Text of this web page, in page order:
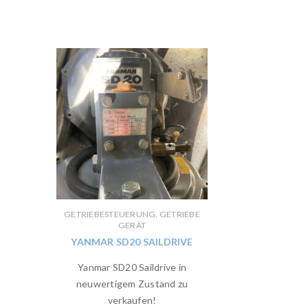
GETRIEBESTEUERUNG, GETRIEBE
GERÄT
YANMAR SD20 SAILDRIVE
Yanmar SD20 Saildrive in
neuwertigem Zustand zu
verkaufen!